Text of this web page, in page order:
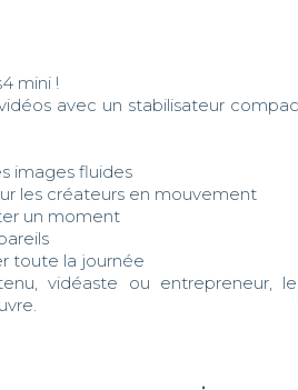
mini !
avec un stabilisateur
images fluides
les créateurs en mouvement
un moment
toute la journée